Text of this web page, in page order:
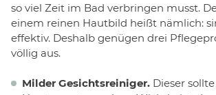
so viel Zeit im Bad verbringen musst.
einem reinen Hautbild heißt nämlich:
effektiv. Deshalb genügen drei
völlig aus.
Milder Gesichtsreiniger. Dieser